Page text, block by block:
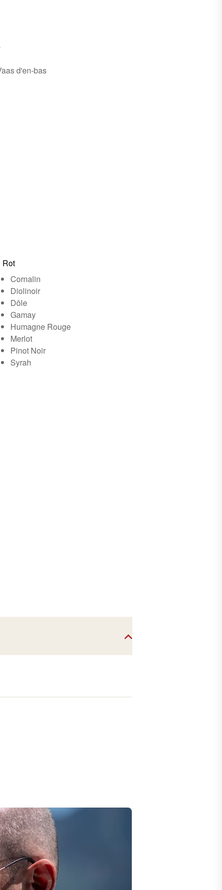
d'en-bas
Rot
Cornalin
Diolinoir
Dôle
Gamay
Humagne Rouge
Merlot
Pinot Noir
Syrah